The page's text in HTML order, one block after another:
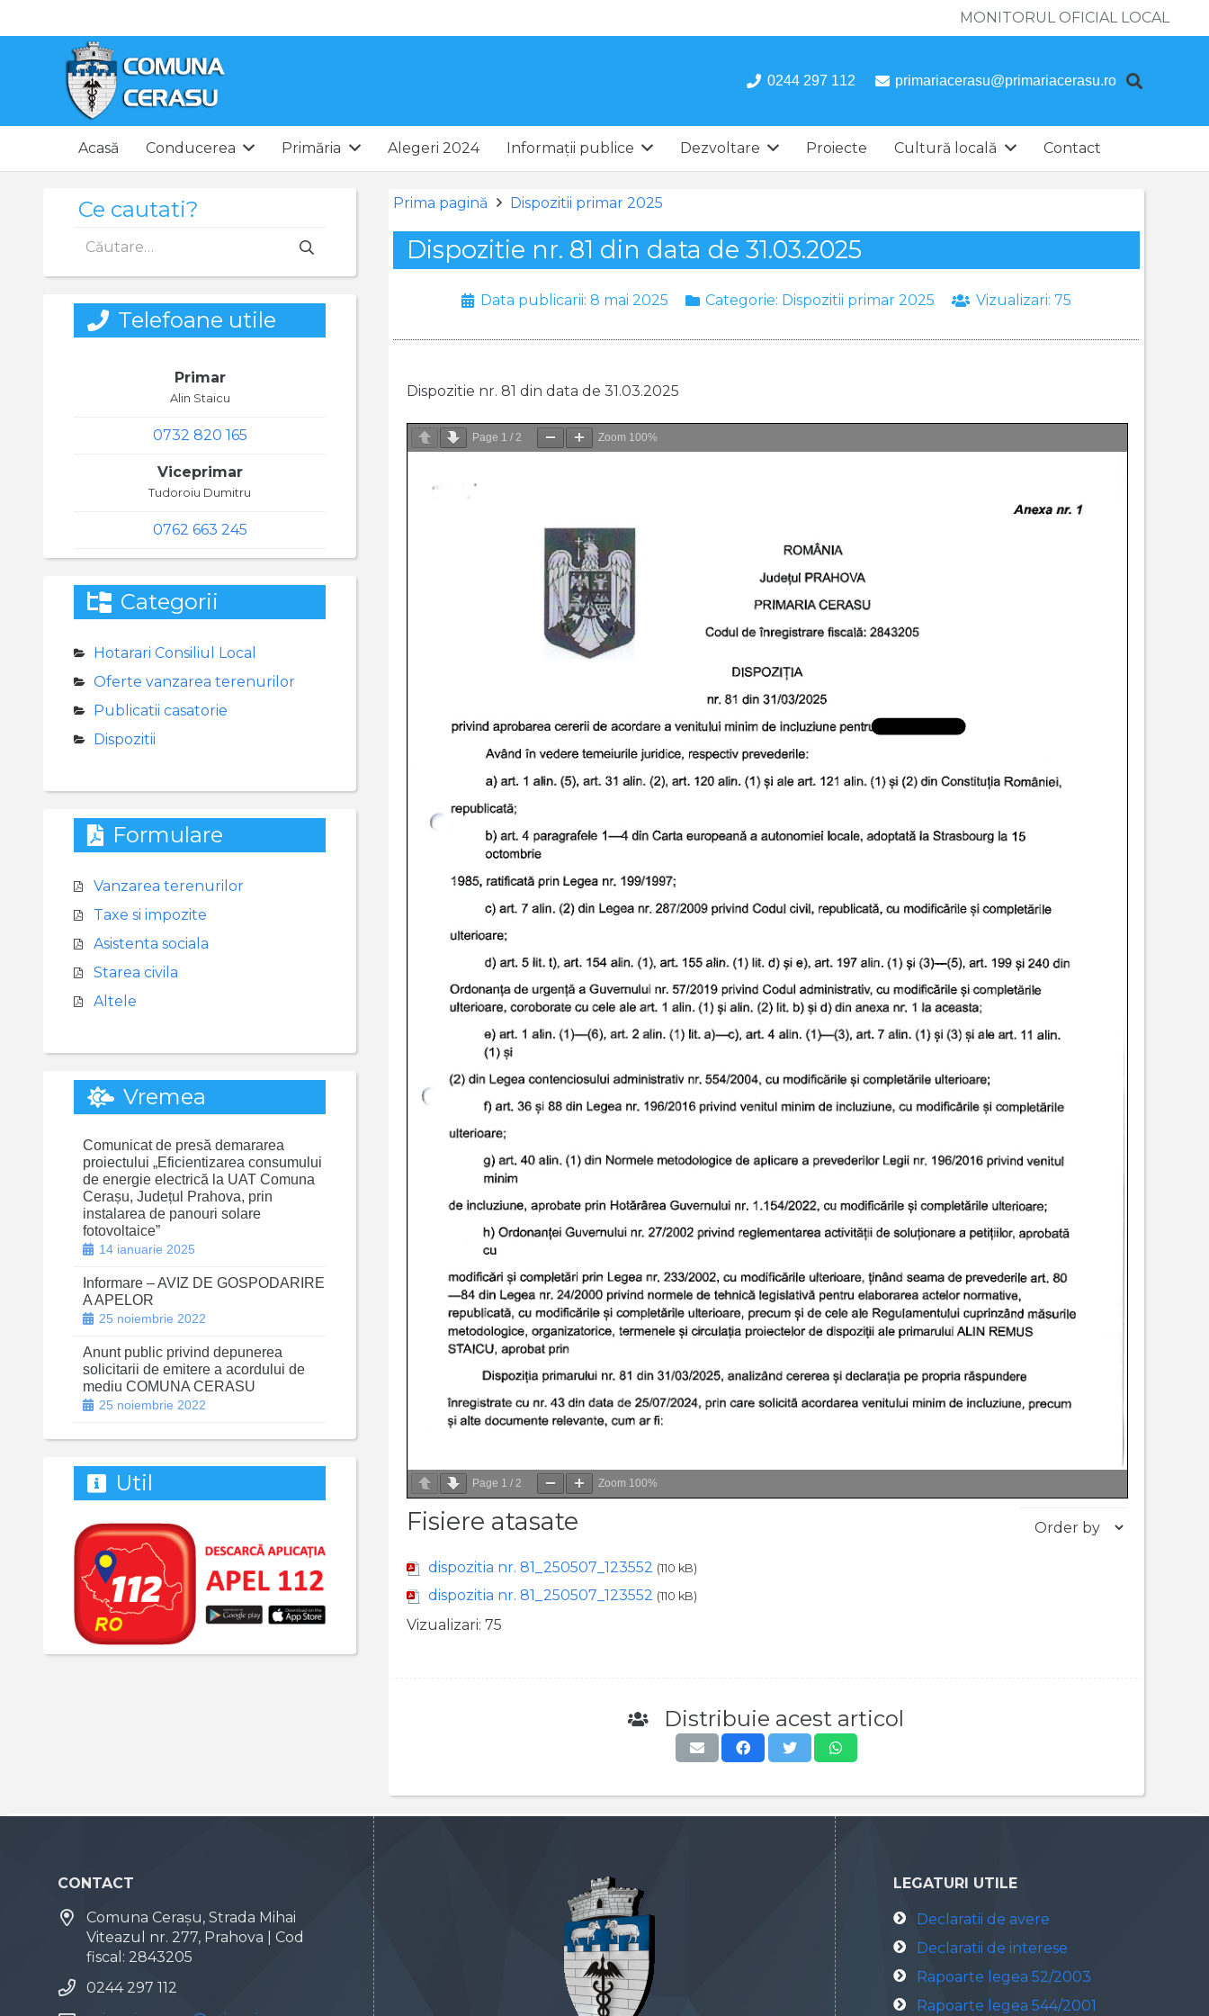
MONITORUL OFICIAL LOCAL
0244 297 112 primariacerasu@primariacerasu.ro
Acasă Conducerea Primăria Alegeri 2024 Informații publice Dezvoltare Proiecte Cultură locală Contact
Prima pagină Dispozitii primar 2025
Dispozitie nr. 81 din data de 31.03.2025
Data publicarii: 8 mai 2025 Categorie: Dispozitii primar 2025 Vizualizari: 75
Dispozitie nr. 81 din data de 31.03.2025
Page 1 / 2 Zoom 100%
Page 1 / 2 Zoom 100%
Fisiere atasate
dispozitia nr. 81_250507_123552 (110 kB)
dispozitia nr. 81_250507_123552 (110 kB)
Vizualizari: 75
Distribuie acest articol
Ce cautati?
după:
Telefoane utile
Primar
Alin Staicu
0732 820 165
Viceprimar
Tudoroiu Dumitru
0762 663 245
Categorii
Hotarari Consiliul Local
Oferte vanzarea terenurilor
Publicatii casatorie
Dispozitii
Formulare
Vanzarea terenurilor
Taxe si impozite
Asistenta sociala
Starea civila
Altele
Vremea
Comunicat de presă demararea
proiectului „Eficientizarea consumului
de energie electrică la UAT Comuna
Cerașu, Județul Prahova, prin
instalarea de panouri solare
fotovoltaice”
14 ianuarie 2025
Informare – AVIZ DE GOSPODARIRE
A APELOR
25 noiembrie 2022
Anunt public privind depunerea
solicitarii de emitere a acordului de
mediu COMUNA CERASU
25 noiembrie 2022
Util
CONTACT
Comuna Cerașu, Strada Mihai
Viteazul nr. 277, Prahova | Cod
fiscal: 2843205
0244 297 112
LEGATURI UTILE
Declaratii de avere
Declaratii de interese
Rapoarte legea 52/2003
Rapoarte legea 544/2001